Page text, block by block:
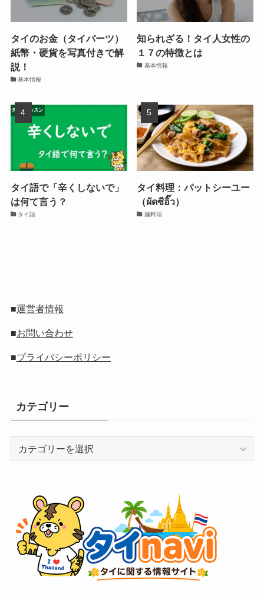
タイのお金（タイバーツ）
紙幣・硬貨を写真付きで解
説！
基本情報
知られざる！タイ人女性の
１７の特徴とは
基本情報
タイ語で「辛くしないで」
は何て言う？
タイ語
タイ料理：パットシーユー
（ผัดซีอิ๊ว）
麺料理
■運営者情報
■お問い合わせ
■プライバシーポリシー
カテゴリー